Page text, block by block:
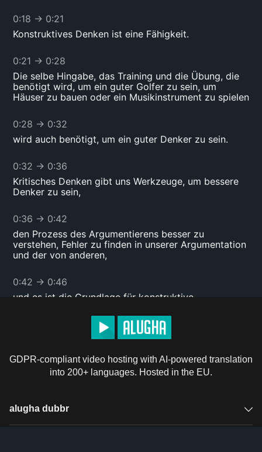
0:18 → 0:21
Konstruktives Denken ist eine Fähigkeit.
0:21 → 0:28
Die selbe Hingabe, das Training und die Übung, die
benötigt wird, um ein guter Golfer zu sein, um
Häuser zu bauen oder ein Musikinstrument zu spielen
0:28 → 0:32
wird auch benötigt, um ein guter Denker zu sein.
0:32 → 0:36
Kritisches Denken gibt uns Werkzeuge, um bessere
Denker zu sein,
0:36 → 0:42
den Prozess des Argumentierens besser zu
verstehen, Fehler zu finden in unserer Argumentation
und der von anderen,
0:42 → 0:46
und es ist die Grundlage für konstruktive
0:52
GDPR-compliant video hosting with AI-powered translation
into 200+ languages. Hosted in the EU.
alugha dubbr